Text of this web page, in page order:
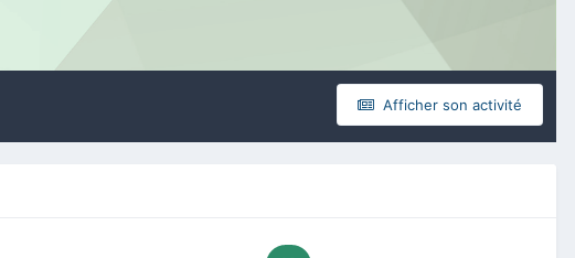
Afficher son activité